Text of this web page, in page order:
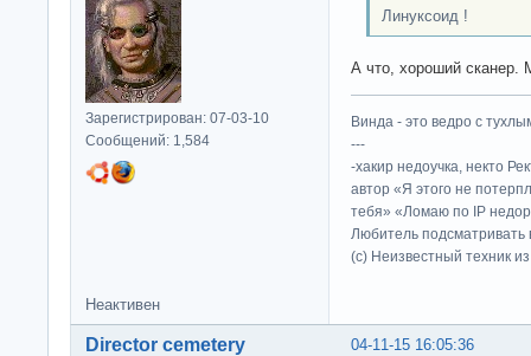
Зарегистрирован: 07-03-10
Сообщений: 1,584
Линуксоид !
А что, хороший сканер.
Винда - это ведро с
---
-хакир недоучка, некто
автор «Я этого не
тебя» «Ломаю по IP
Любитель подсматривать
(c) Неизвестный техник
Неактивен
04-11-15 16:05:36
Director cemetery